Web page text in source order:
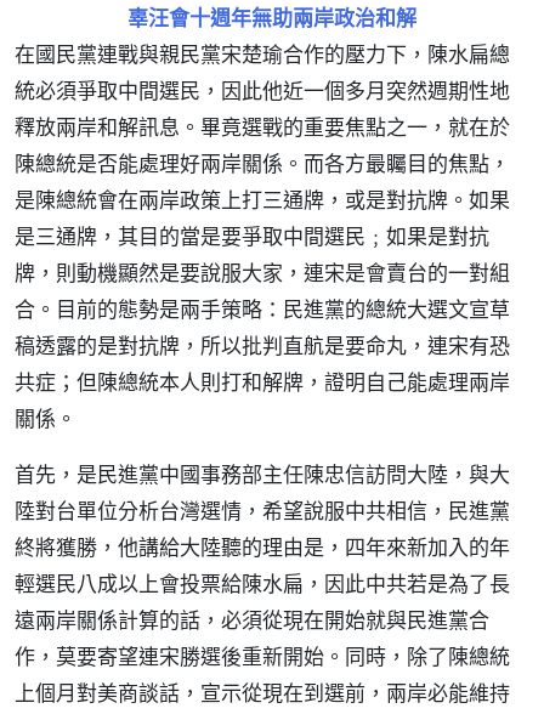
辜汪會十週年無助兩岸政治和解
在國民黨連戰與親民黨宋楚瑜合作的壓力下，陳水扁總
統必須爭取中間選民，因此他近一個多月突然週期性地
釋放兩岸和解訊息。畢竟選戰的重要焦點之一，就在於
陳總統是否能處理好兩岸關係。而各方最矚目的焦點，
是陳總統會在兩岸政策上打三通牌，或是對抗牌。如果
是三通牌，其目的當是要爭取中間選民﹔如果是對抗
牌，則動機顯然是要說服大家，連宋是會賣台的一對組
合。目前的態勢是兩手策略：民進黨的總統大選文宣草
稿透露的是對抗牌，所以批判直航是要命丸，連宋有恐
共症；但陳總統本人則打和解牌，證明自己能處理兩岸
關係。
首先，是民進黨中國事務部主任陳忠信訪問大陸，與大
陸對台單位分析台灣選情，希望說服中共相信，民進黨
終將獲勝，他講給大陸聽的理由是，四年來新加入的年
輕選民八成以上會投票給陳水扁，因此中共若是為了長
遠兩岸關係計算的話，必須從現在開始就與民進黨合
作，莫要寄望連宋勝選後重新開始。同時，除了陳總統
上個月對美商談話，宣示從現在到選前，兩岸必能維持